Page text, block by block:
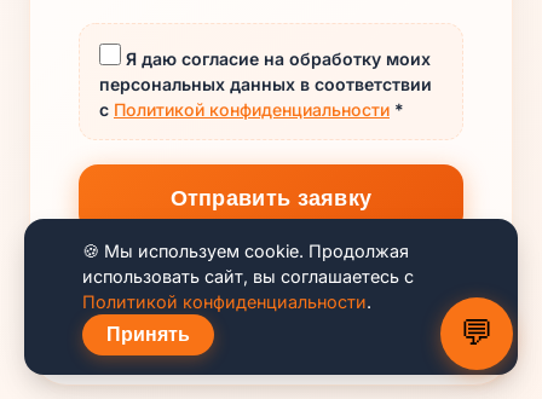
Я даю согласие на обработку моих
персональных данных в соответствии
с Политикой конфиденциальности *
Отправить заявку
Telegram:@Kepler_4 — быстрые ответы
🍪 Мы используем cookie. Продолжая
использовать сайт, вы соглашаетесь с
Политикой конфиденциальности.
Принять
💬